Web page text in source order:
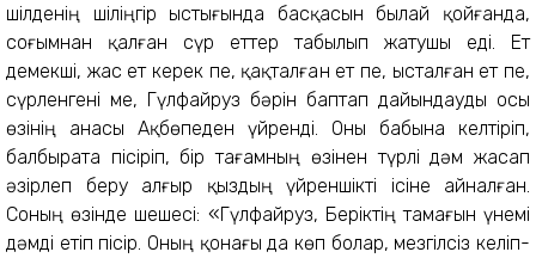
шілденің шіліңгір ыстығында басқасын былай қойғанда,
соғымнан қалған сүр еттер табылып жатушы еді. Ет
демекші, жас ет керек пе, қақталған ет пе, ысталған ет пе,
сүрленгені ме, Гүлфайруз бәрін баптап дайындауды осы
өзінің анасы Ақбөпеден үйренді. Оны бабына келтіріп,
балбырата пісіріп, бір тағамның өзінен түрлі дәм жасап
әзірлеп беру алғыр қыздың үйреншікті ісіне айналған.
Соның өзінде шешесі: «Гүлфайруз, Беріктің тамағын үнемі
дәмді етіп пісір. Оның қонағы да көп болар, мезгілсіз келіп-